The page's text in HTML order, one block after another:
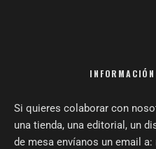
Si quieres colaborar con
una tienda, una editorial, un
de mesa envíanos un email